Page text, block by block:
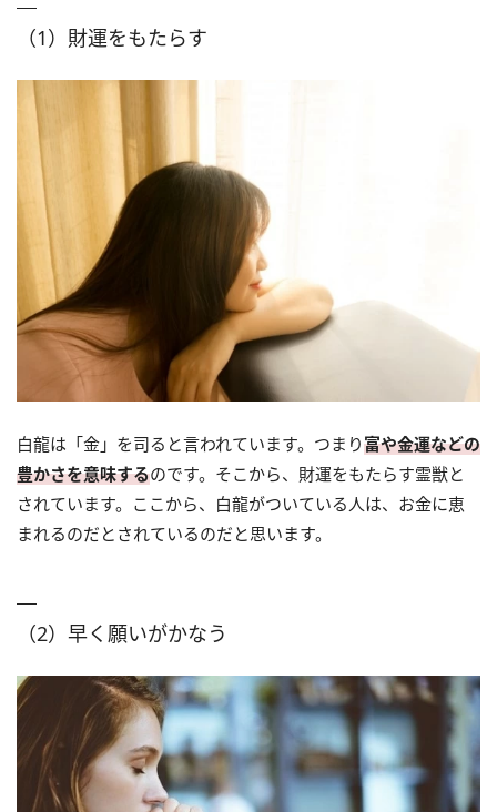
（1）財運をもたらす
白龍は「金」を司ると言われています。つまり富や金運などの
豊かさを意味するのです。そこから、財運をもたらす霊獣と
されています。ここから、白龍がついている人は、お金に恵
まれるのだとされているのだと思います。
（2）早く願いがかなう